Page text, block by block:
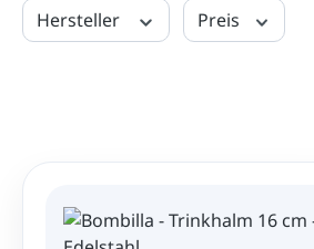
Hersteller Preis